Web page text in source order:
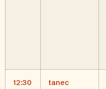
12:30 tanec